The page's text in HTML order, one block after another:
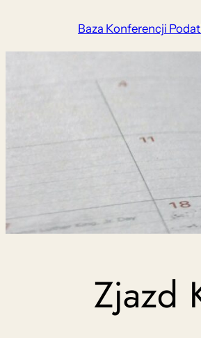
treści
Baza Konferencji
Zjazd